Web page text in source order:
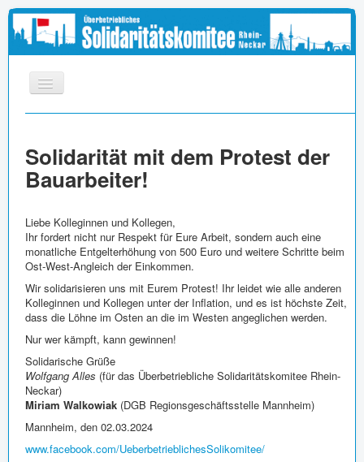
INFOS
APPELL
LINKS
IMPRESSUM
Solidarität mit dem Protest der
Bauarbeiter!
Liebe Kolleginnen und Kollegen,
Ihr fordert nicht nur Respekt für Eure Arbeit, sondern auch eine
monatliche Entgelterhöhung von 500 Euro und weitere Schritte beim
Ost-West-Angleich der Einkommen.
Wir solidarisieren uns mit Eurem Protest! Ihr leidet wie alle anderen
Kolleginnen und Kollegen unter der Inflation, und es ist höchste Zeit,
dass die Löhne im Osten an die im Westen angeglichen werden.
Nur wer kämpft, kann gewinnen!
Solidarische Grüße
Wolfgang Alles (für das Überbetriebliche Solidaritätskomitee Rhein-
Neckar)
Miriam Walkowiak (DGB Regionsgeschäftsstelle Mannheim)
Mannheim, den 02.03.2024
www.facebook.com/UeberbetrieblichesSolikomitee/